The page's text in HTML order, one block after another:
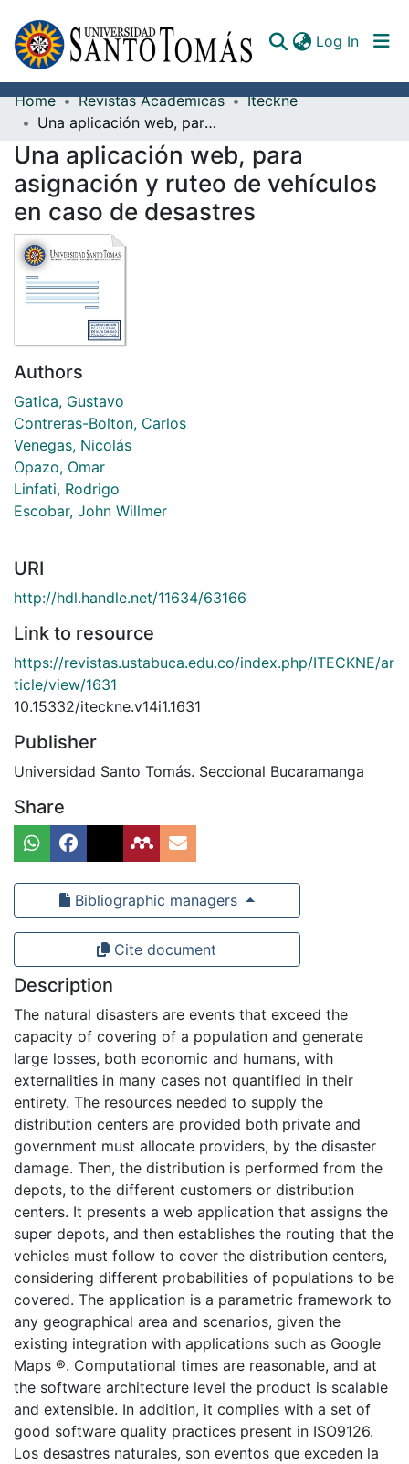
Log In
Communities & Collections
All of DSpace
Documents
Home Revistas Académicas
Iteckne
Una aplicación web, para asignación y ruteo de vehículos en caso de desastres
Una aplicación web, para
asignación y ruteo de vehículos
en caso de desastres
Authors
Gatica, Gustavo
Contreras-Bolton, Carlos
Venegas, Nicolás
Opazo, Omar
Linfati, Rodrigo
Escobar, John Willmer
URI
http://hdl.handle.net/11634/63166
Link to resource
https://revistas.ustabuca.edu.co/index.php/ITECKNE/ar
ticle/view/1631
10.15332/iteckne.v14i1.1631
Publisher
Universidad Santo Tomás. Seccional Bucaramanga
Share
Bibliographic managers
Cite document
Description
The natural disasters are events that exceed the
capacity of covering of a population and generate
large losses, both economic and humans, with
externalities in many cases not quantified in their
entirety. The resources needed to supply the
distribution centers are provided both private and
government must allocate providers, by the disaster
damage. Then, the distribution is performed from the
depots, to the different customers or distribution
centers. It presents a web application that assigns the
super depots, and then establishes the routing that the
vehicles must follow to cover the distribution centers,
considering different probabilities of populations to be
covered. The application is a parametric framework to
any geographical area and scenarios, given the
existing integration with applications such as Google
Maps ®. Computational times are reasonable, and at
the software architecture level the product is scalable
and extensible. In addition, it complies with a set of
good software quality practices present in ISO9126.
Los desastres naturales, son eventos que exceden la